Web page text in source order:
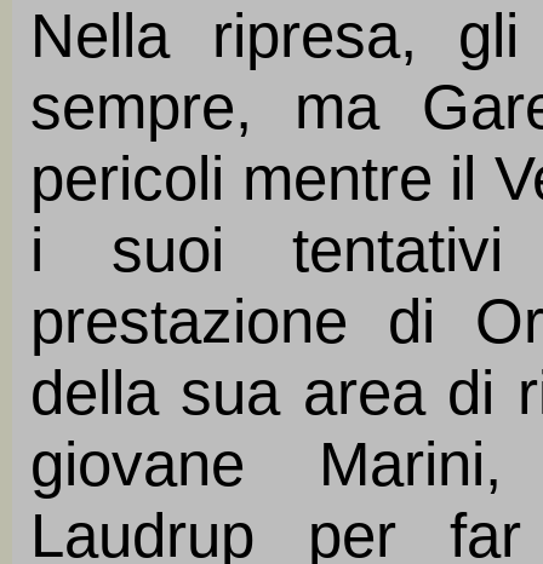
Nella ripresa,
sempre, ma
pericoli mentre il
i suoi tentativi
prestazione di
della sua area di
giovane
Laudrup per